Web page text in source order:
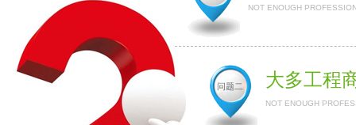
NOT ENOUGH
问题二 大多工程
NOT ENOUGH